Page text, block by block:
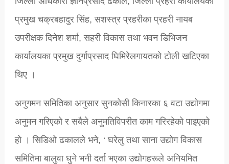
प्रमुख चक्रबहादुर सिंह, सशस्त्र प्रहरीका प्रहरी नायब
उपरीक्षक दिनेश शर्मा, सहरी विकास तथा भवन डिभिजन
कार्यालयका प्रमुख दुर्गाप्रसाद घिमिरेलगायतको टोली खटिएका
थिए ।
अनुगमन समितिका अनुसार सुनकोसी किनारका ६ वटा उद्योगमा
अनुमन गरिएको र सबैले अनुमतिविपरीत काम गरिरहेको पाइएको
हो । सिडिओ ढकालले भने, ‘ घरेलु तथा साना उद्योग विकास
समितिमा बालुवा धुने भनी दर्ता भएका उद्योगहरूले अनियमित